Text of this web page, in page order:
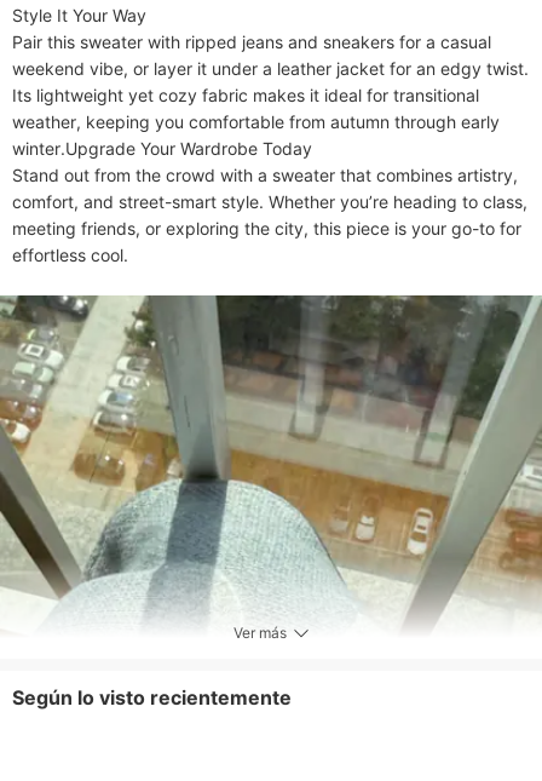
​​Style It Your Way​​
Pair this sweater with ripped jeans and sneakers for a casual
weekend vibe, or layer it under a leather jacket for an edgy twist.
Its lightweight yet cozy fabric makes it ideal for transitional
weather, keeping you comfortable from autumn through early
winter.​​Upgrade Your Wardrobe Today​​
Stand out from the crowd with a sweater that combines artistry,
comfort, and street-smart style. Whether you’re heading to class,
meeting friends, or exploring the city, this piece is your go-to for
effortless cool.
Ver más
Según lo visto recientemente